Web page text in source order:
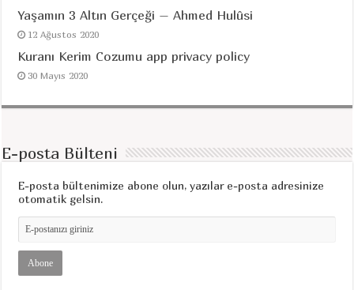
Yaşamın 3 Altın Gerçeği – Ahmed Hulûsi
12 Ağustos 2020
Kuranı Kerim Cozumu app privacy policy
30 Mayıs 2020
E-posta Bülteni
E-posta bültenimize abone olun, yazılar e-posta adresinize
otomatik gelsin.